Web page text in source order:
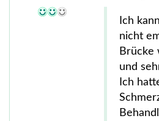
Ich
nicht
Brücke
und
Ich